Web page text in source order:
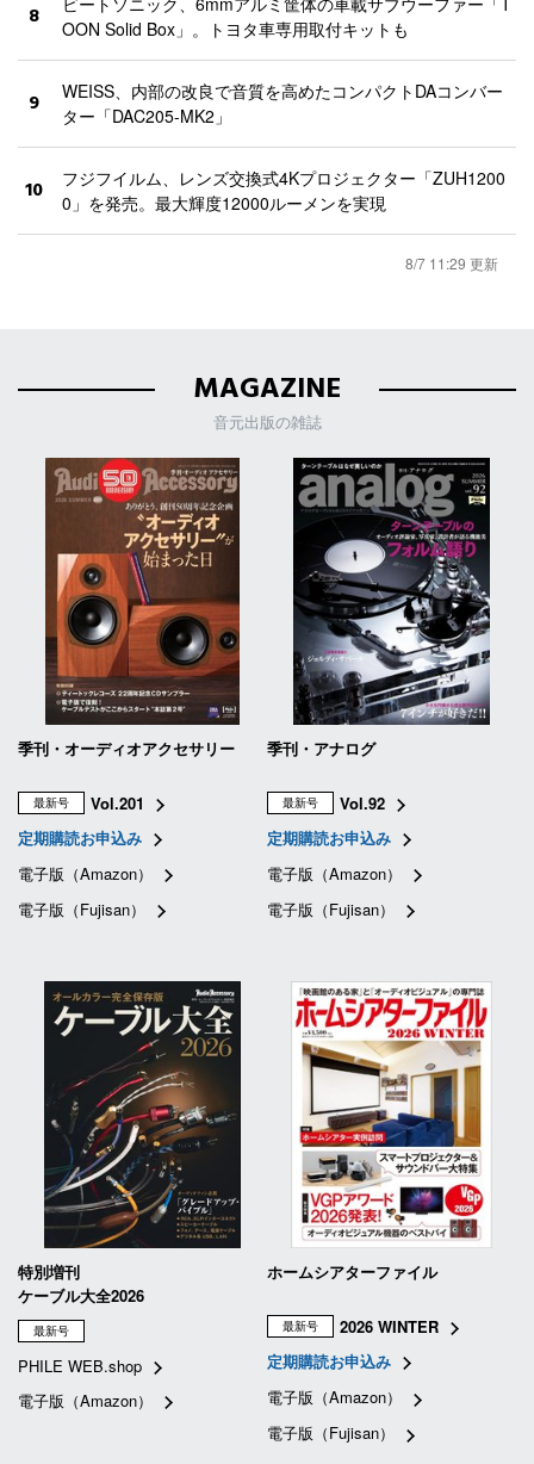
8
OON Solid Box」。トヨタ車専用取付キットも
9
WEISS、内部の改良で音質を高めたコンパクトDAコンバー
ター「DAC205-MK2」
10
フジフイルム、レンズ交換式4Kプロジェクター「ZUH1200
0」を発売。最大輝度12000ルーメンを実現
8/7 11:29 更新
MAGAZINE
音元出版の雑誌
季刊・オーディオアクセサリー
最新号
Vol.201
定期購読お申込み
電子版（Amazon）
電子版（Fujisan）
季刊・アナログ
最新号
Vol.92
定期購読お申込み
電子版（Amazon）
電子版（Fujisan）
特別増刊
ケーブル大全2026
最新号
PHILE WEB.shop
電子版（Amazon）
ホームシアターファイル
最新号
2026 WINTER
定期購読お申込み
電子版（Amazon）
電子版（Fujisan）